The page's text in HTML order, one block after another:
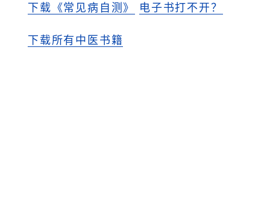
下载《常见病自测》 电子书打不开？
下载所有中医书籍